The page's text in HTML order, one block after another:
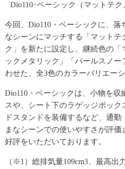
Dio110･ベーシック（マットテク
今回、Dio110・ベーシックに、落
なシーンにマッチする「マットテ
ク」を新たに設定し、継続色の「
ックメタリック」「パールスノ
わせた、全3色のカラーバリエー
Dio110・ベーシックは、小物を収
スや、シート下のラゲッジボック
ドスタンドを装備するなど、通
まなシーンでの使いやすさが評
好評をいただいております。
（※1）総排気量109cm3、最高出